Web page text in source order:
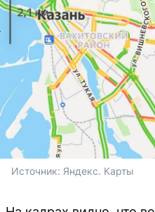
Источник: Яндекс. Карты